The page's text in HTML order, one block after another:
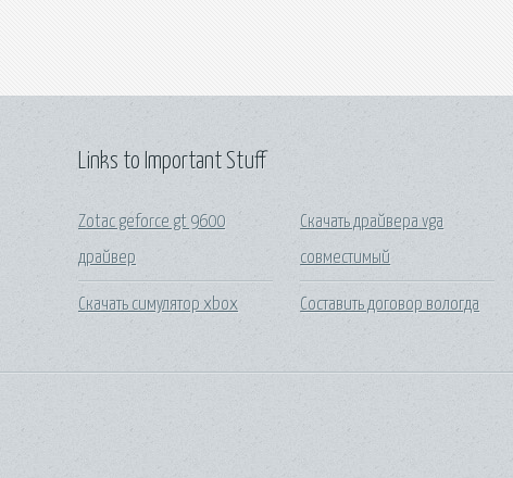
Links to Important Stuff
Zotac geforce gt 9600
драйвер
Скачать симулятор xbox
Скачать драйвера vga
совместимый
Составить договор вологда